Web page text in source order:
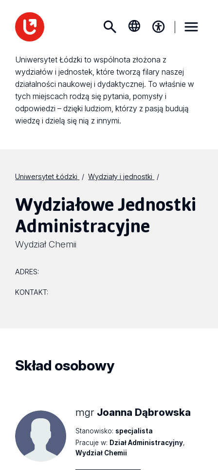
Uniwersytet Łódzki to wspólnota złożona z
wydziałów i jednostek, które tworzą filary naszej
działalności naukowej i dydaktycznej. To właśnie w
tych miejscach rodzą się pytania, pomysły i
odpowiedzi – dzięki ludziom, którzy z pasją budują
wiedzę i dzielą się nią z innymi.
Uniwersytet Łódzki Wydziały i jednostki
Wydziałowe Jednostki
Administracyjne
Wydział Chemii
ADRES:
KONTAKT:
Skład osobowy
mgr Joanna Dąbrowska
Stanowisko: specjalista
Pracuje w: Dział Administracyjny,
Wydział Chemii